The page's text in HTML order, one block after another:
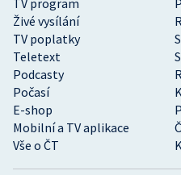
TV program
Živé vysílání
TV poplatky
Teletext
Podcasty
Počasí
E-shop
Mobilní a TV aplikace
Vše o ČT